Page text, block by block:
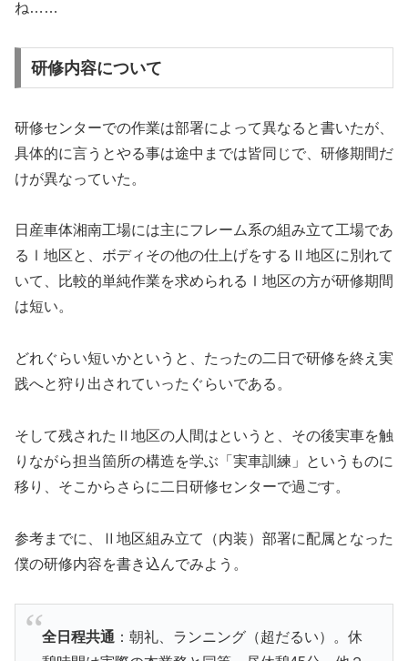
ね……
研修内容について
研修センターでの作業は部署によって異なると書いたが、
具体的に言うとやる事は途中までは皆同じで、研修期間だ
けが異なっていた。
日産車体湘南工場には主にフレーム系の組み立て工場であ
るⅠ地区と、ボディその他の仕上げをするⅡ地区に別れて
いて、比較的単純作業を求められるⅠ地区の方が研修期間
は短い。
どれぐらい短いかというと、たったの二日で研修を終え実
践へと狩り出されていったぐらいである。
そして残されたⅡ地区の人間はというと、その後実車を触
りながら担当箇所の構造を学ぶ「実車訓練」というものに
移り、そこからさらに二日研修センターで過ごす。
参考までに、Ⅱ地区組み立て（内装）部署に配属となった
僕の研修内容を書き込んでみよう。
全日程共通 ：朝礼、ランニング（超だるい）。休